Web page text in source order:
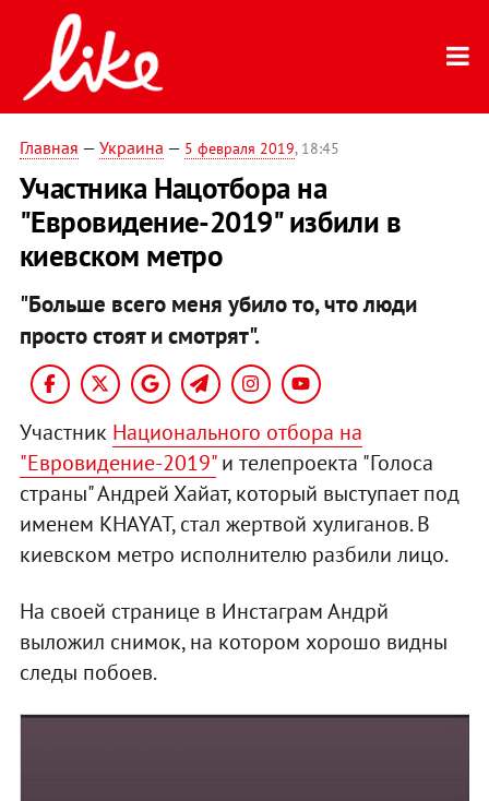
Главная — Украина — 5 февраля 2019, 18:45
Участника Нацотбора на
"Евровидение-2019" избили в
киевском метро
"Больше всего меня убило то, что люди
просто стоят и смотрят".
Участник Национального отбора на
"Евровидение-2019"и телепроекта "Голоса
страны" Андрей Хайат, который выступает под
именем KHAYAT, стал жертвой хулиганов. В
киевском метро исполнителю разбили лицо.
На своей странице в Инстаграм Андрй
выложил снимок, на котором хорошо видны
следы побоев.